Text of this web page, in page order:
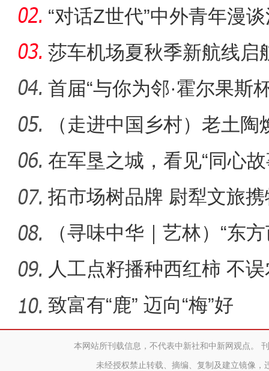
疗“心
“对话Z世代”中外青年漫
斯举
莎车机场夏秋季新航线
车首航航
首届“与你为邻·霍尔果斯
播
（走进中国乡村）老土
村收获“
在军垦之城，看见“同心故
拓市场树品牌 尉犁文旅
届新疆春
（寻味中华｜艺林）“东
以“
人工点籽播种西红柿 不
致富有“鹿” 迈向“梅”好
本网站所刊载信息，不代表中新社和中新网观点。
未经授权禁止转载、摘编、复制及建立镜像，